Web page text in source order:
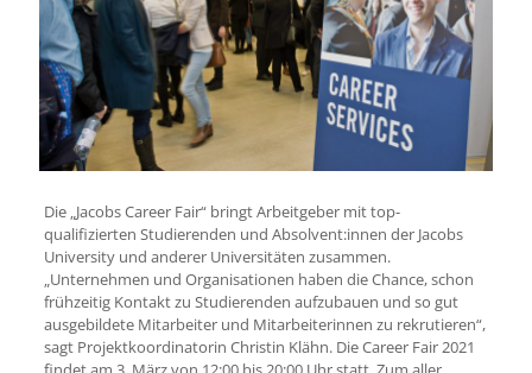
Die „Jacobs Career Fair“ bringt Arbeitgeber mit top-
qualifizierten Studierenden und Absolvent:innen der Jacobs
University und anderer Universitäten zusammen.
„Unternehmen und Organisationen haben die Chance, schon
frühzeitig Kontakt zu Studierenden aufzubauen und so gut
ausgebildete Mitarbeiter und Mitarbeiterinnen zu rekrutieren“,
sagt Projektkoordinatorin Christin Klähn. Die Career Fair 2021